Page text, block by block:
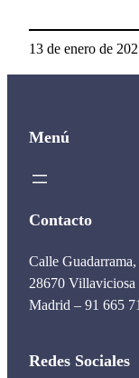
13 de enero de
Menú
Contacto
Calle
28670 Villaviciosa
Madrid – 91 665
Redes Sociales